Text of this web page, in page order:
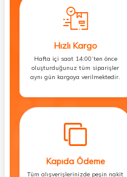
Hızlı Kargo
Hafta içi saat 14:00’ten önce
oluşturduğunuz tüm siparişler
aynı gün kargoya verilmektedir.
Kapıda Ödeme
Tüm alışverişlerinizde peşin nakit